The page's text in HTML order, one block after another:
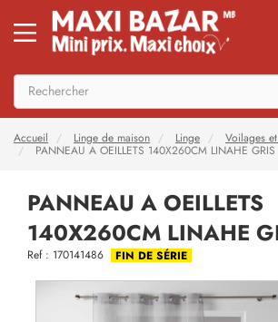
Accueil Linge de maison Linge Voilages
PANNEAU A OEILLETS 140X260CM LINAHE GRIS
PANNEAU A OEILLETS
140X260CM LINAHE
Ref : 170141486 FIN DE SÉRIE